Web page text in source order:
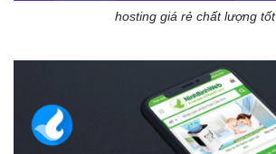
hosting giá rẻ chất lượng tốt